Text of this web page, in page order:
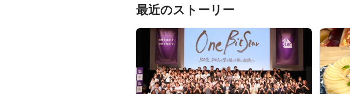
最近のストーリー